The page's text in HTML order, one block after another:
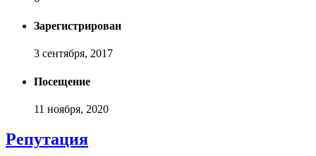
Зарегистрирован
3 сентября, 2017
Посещение
11 ноября, 2020
Репутация